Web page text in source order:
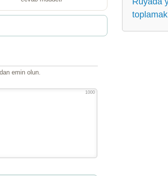
emin olun.
1000
toplamak